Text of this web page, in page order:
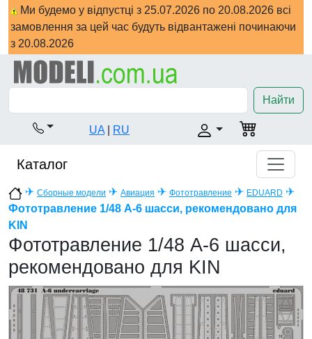
Ми будемо у відпустці з 25.07.2026 по 20.08.2026 всі
замовлення за цей час будуть відвантажені починаючи
з 20.08.2026
Найти
UA RU
Каталог
✈ Сборные модели ✈ Авиация ✈ Фототравление ✈ EDUARD ✈
Фототравление 1/48 А-6 шасси, рекомендовано для
KIN
Фототравление 1/48 А-6 шасси,
рекомендовано для KIN